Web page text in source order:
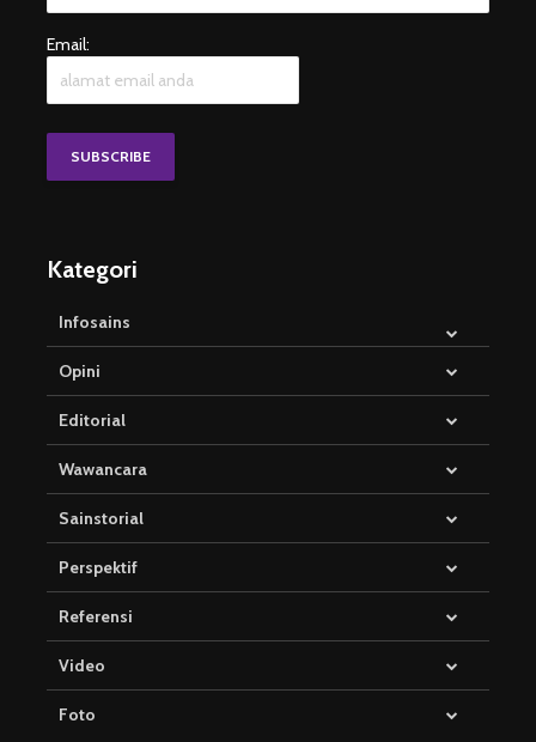
Email:
Kategori
Infosains
Opini
Editorial
Wawancara
Sainstorial
Perspektif
Referensi
Video
Foto